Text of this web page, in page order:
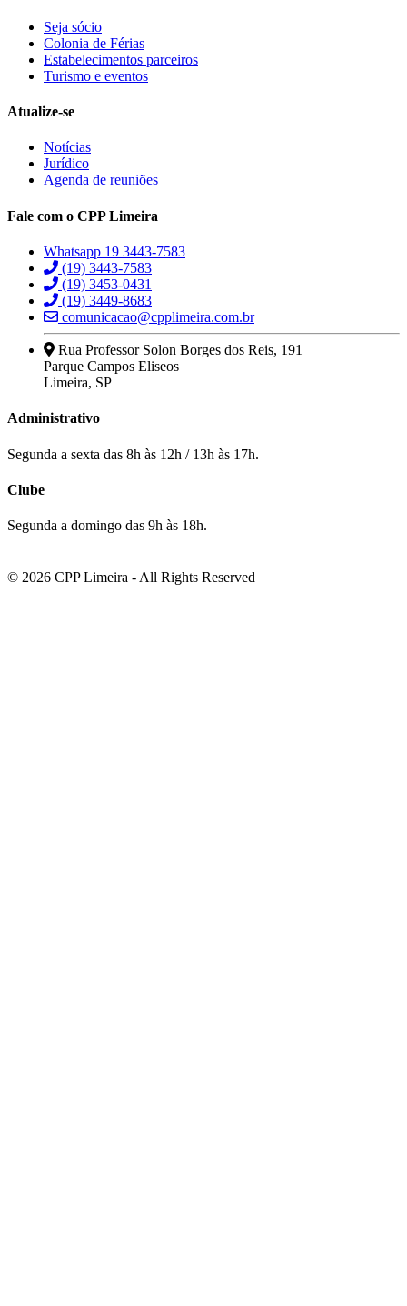
Seja sócio
Colonia de Férias
Estabelecimentos parceiros
Turismo e eventos
Atualize-se
Notícias
Jurídico
Agenda de reuniões
Fale com o CPP Limeira
Whatsapp 19 3443-7583
(19) 3443-7583
(19) 3453-0431
(19) 3449-8683
comunicacao@cpplimeira.com.br
Rua Professor Solon Borges dos Reis, 191
Parque Campos Eliseos
Limeira, SP
Administrativo
Segunda a sexta das 8h às 12h / 13h às 17h.
Clube
Segunda a domingo das 9h às 18h.
© 2026 CPP Limeira - All Rights Reserved